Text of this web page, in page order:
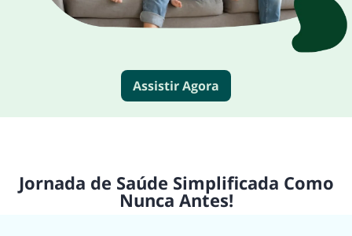
Assistir Agora
Jornada de Saúde Simplificada Como
Nunca Antes!